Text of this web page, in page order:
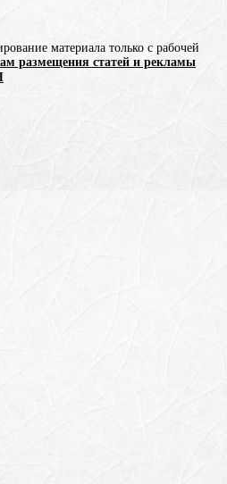
материала только с рабочей
размещения статей и рекламы